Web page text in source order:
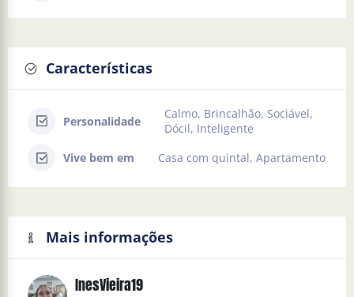
Características
Personalidade
Calmo, Brincalhão, Sociável,
Dócil, Inteligente
Vive bem em
Casa com quintal, Apartamento
Mais informações
InesVieira19